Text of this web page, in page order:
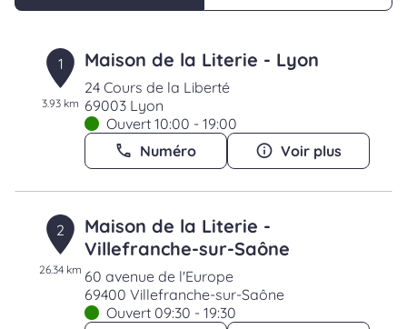
1
3.93 km
Maison de la Literie - Lyon
24 Cours de la Liberté
69003 Lyon
Ouvert 10:00 - 19:00
Numéro
Voir plus
2
26.34 km
Maison de la Literie -
Villefranche-sur-Saône
60 avenue de l'Europe
69400 Villefranche-sur-Saône
Ouvert 09:30 - 19:30